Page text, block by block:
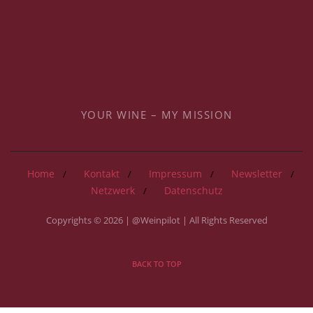
YOUR WINE – MY MISSION
Home Kontakt Impressum
Newsletter
Netzwerk
Datenschutz
Copyrights © 2026 | @Weinpilot | All Rights Reserved
BACK TO TOP